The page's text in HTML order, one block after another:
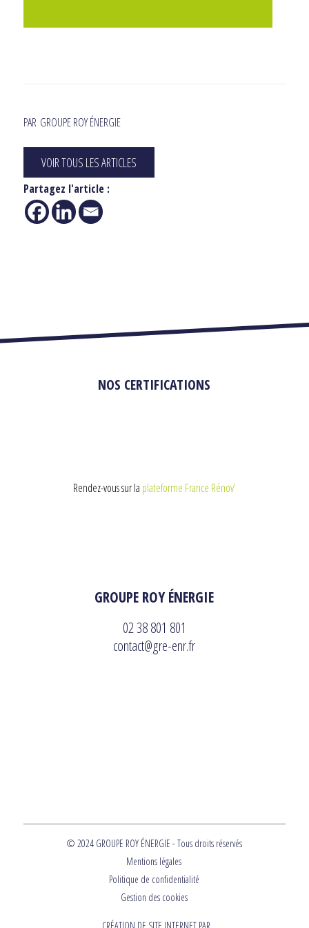
PAR GROUPE ROY ÉNERGIE
VOIR TOUS LES ARTICLES
Partagez l'article :
GROUPE ROY ÉNERGIE
02 38 801 801
contact@gre-enr.fr
NOS CERTIFICATIONS
Rendez-vous sur la plateforme France Rénov’
© 2024 GROUPE ROY ÉNERGIE - Tous droits réservés
Mentions légales
Politique de confidentialité
Gestion des cookies